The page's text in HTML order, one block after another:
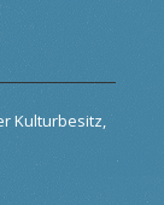
Kulturbesitz,